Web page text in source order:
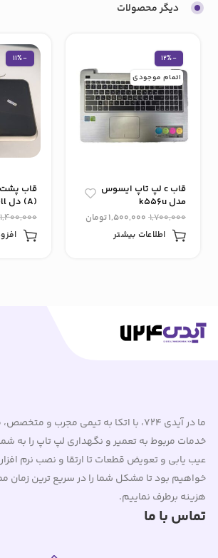
دیگر محصولات
-12%
اتمام موجودی
قاب c لپ تاپ ایسوس
مدل k556u
1,700,000
1,500,000تومان
اطلاعات بیشتر
-11%
قاب
7228
1,400,000
ما در آیدی 724، با اتکا به تیمی مجرب و
خدمات مربوط به تعمیر و نگهداری لپ تاپ را به
عیب یابی و تعویض قطعات تا ارتقا و نصب نرم
خواهیم بود تا مشکل شما را در سریع ترین زمان
هزینه برطرف نماییم.
تماس با ما